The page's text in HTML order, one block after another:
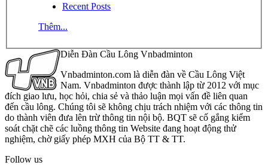
Recent Posts
Thêm...
Diễn Đàn Cầu Lông Vnbadminton
Vnbadminton.com là diễn đàn về Cầu Lông Việt
Nam. Vnbadminton được thành lập từ 2012 với mục
đích giao lưu, học hỏi, chia sẻ và thảo luận mọi vấn đề liên quan
đến cầu lông. Chúng tôi sẽ không chịu trách nhiệm với các thông tin
do thành viên đưa lên trừ thông tin nội bộ. BQT sẽ cố gắng kiểm
soát chặt chẽ các luồng thông tin Website đang hoạt động thử
nghiệm, chờ giấy phép MXH của Bộ TT & TT.
Follow us